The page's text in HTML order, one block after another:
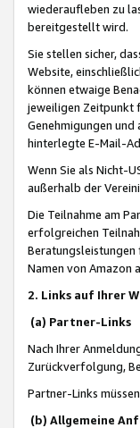
wiederaufleben zu
bereitgestellt wird.
Sie stellen sicher,
Website,
können etwaige
jeweiligen Zeitpunkt
Genehmigungen
hinterlegte E-Mail-
Wenn Sie als Nicht-
außerhalb der
Die Teilnahme am
erfolgreichen
Beratungsleistungen
Namen von Amazon
2. Links auf Ihrer
(a) Partner-Links
Nach Ihrer
Zurückverfolgung,
Partner-Links
(b) Allgemeine